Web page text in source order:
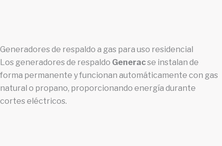
Generadores de respaldo a gas para uso residencial
Los generadores de respaldo Generacse instalan de
forma permanente y funcionan automáticamente con gas
natural o propano, proporcionando energía durante
cortes eléctricos.